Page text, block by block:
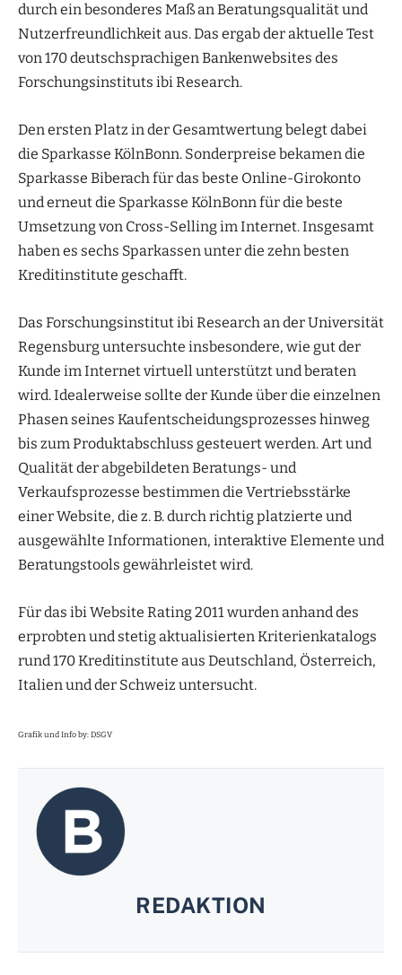
durch ein besonderes Maß an Beratungsqualität und
Nutzerfreundlichkeit aus. Das ergab der aktuelle Test
von 170 deutschsprachigen Bankenwebsites des
Forschungsinstituts ibi Research.
Den ersten Platz in der Gesamtwertung belegt dabei
die Sparkasse KölnBonn. Sonderpreise bekamen die
Sparkasse Biberach für das beste Online-Girokonto
und erneut die Sparkasse KölnBonn für die beste
Umsetzung von Cross-Selling im Internet. Insgesamt
haben es sechs Sparkassen unter die zehn besten
Kreditinstitute geschafft.
Das Forschungsinstitut ibi Research an der Universität
Regensburg untersuchte insbesondere, wie gut der
Kunde im Internet virtuell unterstützt und beraten
wird. Idealerweise sollte der Kunde über die einzelnen
Phasen seines Kaufentscheidungsprozesses hinweg
bis zum Produktabschluss gesteuert werden. Art und
Qualität der abgebildeten Beratungs- und
Verkaufsprozesse bestimmen die Vertriebsstärke
einer Website, die z. B. durch richtig platzierte und
ausgewählte Informationen, interaktive Elemente und
Beratungstools gewährleistet wird.
Für das ibi Website Rating 2011 wurden anhand des
erprobten und stetig aktualisierten Kriterienkatalogs
rund 170 Kreditinstitute aus Deutschland, Österreich,
Italien und der Schweiz untersucht.
Grafik und Info by: DSGV
REDAKTION